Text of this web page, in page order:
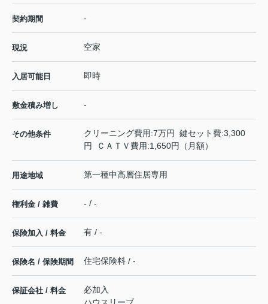
契約期間 -
現況 空家
入居可能日 即時
敷金積み増し -
その他条件
クリーニング費用:7万円 鍵セット費:3,300
円 ＣＡＴＶ費用:1,650円（月額）
用途地域 第一種中高層住居専用
権利金 / 雑費 - / -
保険加入 / 料金 有 / -
保険名 / 保険期間 住宅保険料 / -
保証会社 / 料金
必加入